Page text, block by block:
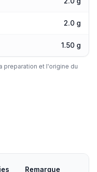
2.0 g
1.50 g
preparation et l'origine du
Remarque